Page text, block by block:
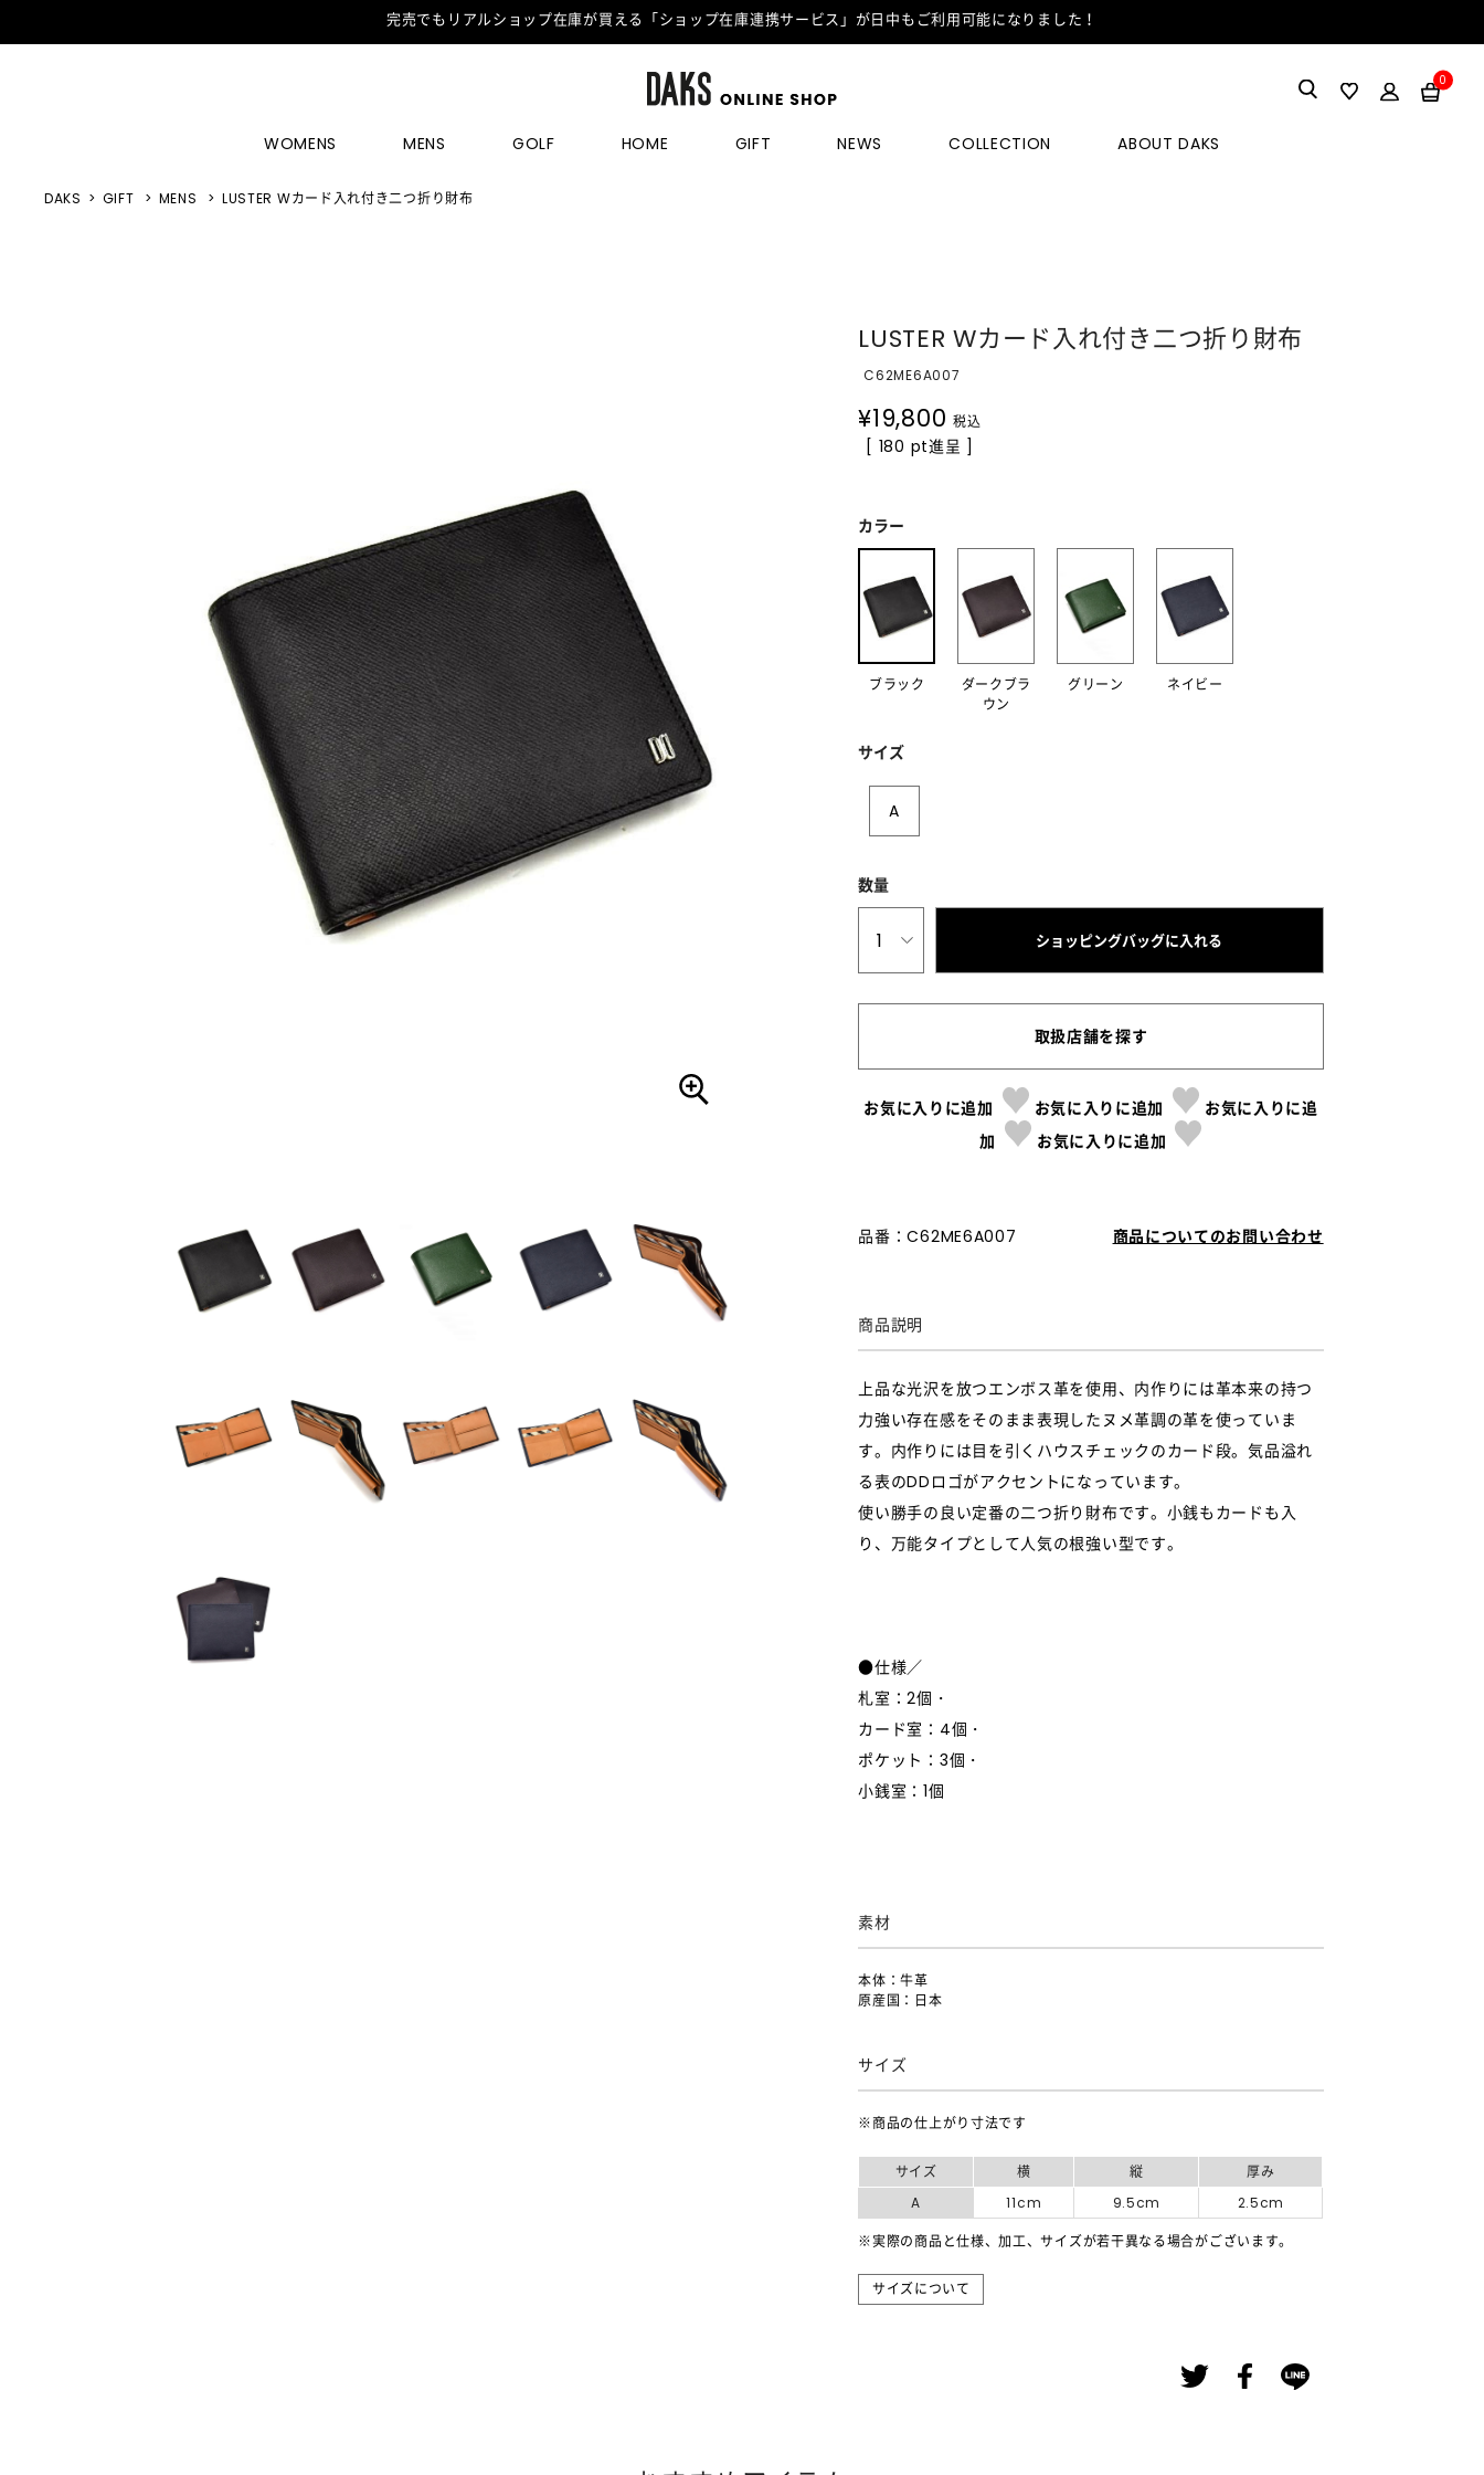
完売でもリアルショップ在庫が買える「ショップ在庫連携サービス」が日中もご利用可能になりました！
0
WOMENS MENS GOLF HOME GIFT NEWS COLLECTION ABOUT DAKS
DAKS GIFT MENS LUSTER Wカード入れ付き二つ折り財布
LUSTER Wカード入れ付き二つ折り財布
C62ME6A007
¥19,800 税込
[ 180 pt進呈 ]
カラー
ブラック
ダークブラ
ウン
グリーン ネイビー
サイズ
A
数量
1 ショッピングバッグに入れる
取扱店舗を探す
お気に入りに追加 お気に入りに追加
お気に入りに追
加
お気に入りに追加
品番：C62ME6A007 商品についてのお問い合わせ
商品説明
上品な光沢を放つエンボス革を使用、内作りには革本来の持つ
力強い存在感をそのまま表現したヌメ革調の革を使っていま
す。内作りには目を引くハウスチェックのカード段。気品溢れ
る表のDDロゴがアクセントになっています。
使い勝手の良い定番の二つ折り財布です。小銭もカードも入
り、万能タイプとして人気の根強い型です。
●仕様／
札室：2個・
カード室：4個・
ポケット：3個・
小銭室：1個
素材
本体：牛革
原産国：日本
サイズ
※商品の仕上がり寸法です
サイズ 横 縦
厚み
A
11cm 9.5cm 2.5cm
※実際の商品と仕様、加工、サイズが若干異なる場合がございます。
サイズについて